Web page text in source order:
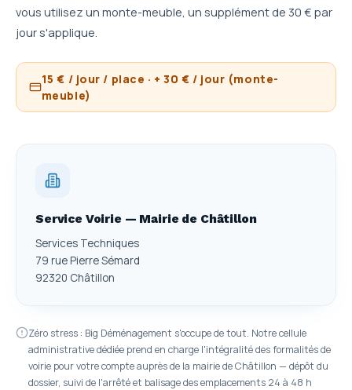
vous utilisez un monte-meuble, un supplément de 30 € par
jour s'applique.
15 € / jour / place · + 30 € / jour (monte-
meuble)
Service Voirie — Mairie de Châtillon
Services Techniques
79 rue Pierre Sémard
92320 Châtillon
Zéro stress : Big Déménagement s'occupe de tout. Notre cellule
administrative dédiée prend en charge l'intégralité des formalités de
voirie pour votre compte auprès de la mairie de Châtillon — dépôt du
dossier, suivi de l'arrêté et balisage des emplacements 24 à 48 h